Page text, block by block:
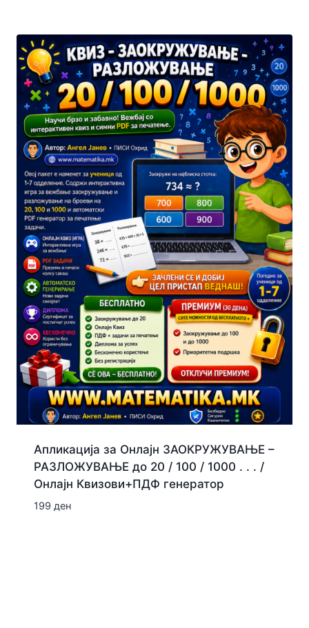
Апликација за Онлајн ЗАОКРУЖУВАЊЕ –
РАЗЛОЖУВАЊЕ до 20 / 100 / 1000 . . . /
Онлајн Квизови+ПДФ генератор
199 ден